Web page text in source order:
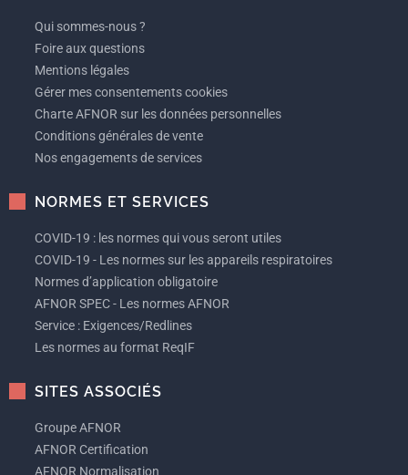
Qui sommes-nous ?
Foire aux questions
Mentions légales
Gérer mes consentements cookies
Charte AFNOR sur les données personnelles
Conditions générales de vente
Nos engagements de services
NORMES ET SERVICES
COVID-19 : les normes qui vous seront utiles
COVID-19 - Les normes sur les appareils respiratoires
Normes d’application obligatoire
AFNOR SPEC - Les normes AFNOR
Service : Exigences/Redlines
Les normes au format ReqIF
SITES ASSOCIÉS
Groupe AFNOR
AFNOR Certification
AFNOR Normalisation